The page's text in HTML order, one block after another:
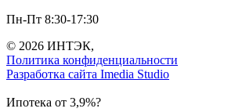
Пн-Пт 8:30-17:30
© 2026 ИНТЭК,
Политика конфиденциальности
Разработка сайта Imedia Studio
Ипотека от 3,9%?